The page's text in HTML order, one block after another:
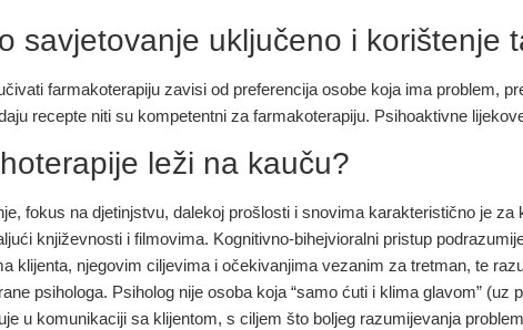
savjetovanje uključeno i korištenje
farmakoterapiju zavisi od preferencija osobe koja ima problem,
recepte niti su kompetentni za farmakoterapiju. Psihoaktivne
leži na kauču?
fokus na djetinjstvu, dalekoj prošlosti i snovima karakteristično je
književnosti i filmovima. Kognitivno-bihejvioralni pristup
klijenta, njegovim ciljevima i očekivanjima vezanim za tretman, te
psihologa. Psiholog nije osoba koja “samo ćuti i klima glavom” (uz
u komunikaciji sa klijentom, s ciljem što boljeg razumijevanja